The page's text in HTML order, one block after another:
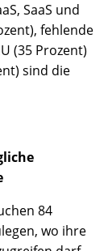
SaaS und
fehlende
(35 Prozent)
sind die
84
wo ihre